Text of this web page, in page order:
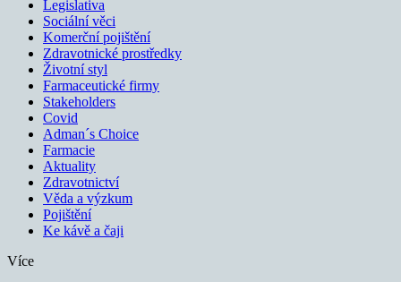
Legislativa
Sociální věci
Komerční pojištění
Zdravotnické prostředky
Životní styl
Farmaceutické firmy
Stakeholders
Covid
Adman´s Choice
Farmacie
Aktuality
Zdravotnictví
Věda a výzkum
Pojištění
Ke kávě a čaji
Více